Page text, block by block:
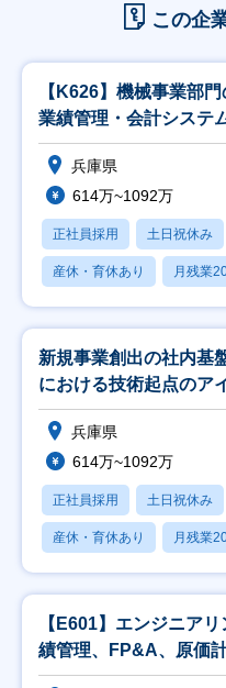
この企
【K626】機械事業部
業績管理・会計システ
兵庫県
614万~1092万
正社員採用 土日祝休み
産休・育休あり 月残業
新規事業創出の社内基
における技術起点のア
兵庫県
614万~1092万
正社員採用 土日祝休み
産休・育休あり 月残業
【E601】エンジニア
績管理、FP&A、原価
監